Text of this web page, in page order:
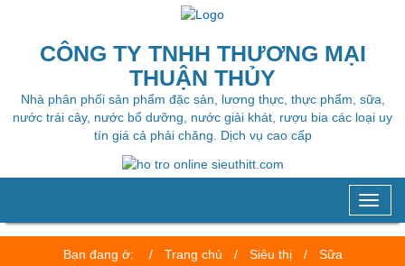
CÔNG TY TNHH THƯƠNG MẠI
THUẬN THỦY
Nhà phân phối sản phẩm đặc sản, lương thực, thực phẩm, sữa,
nước trái cây, nước bổ dưỡng, nước giải khát, rượu bia các loại uy
tín giá cả phải chăng. Dịch vụ cao cấp
Bạn đang ở:
Trang chủ Siêu thị
Sữa